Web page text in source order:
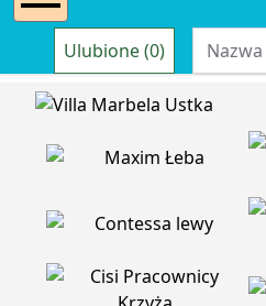
Ulubione (0)